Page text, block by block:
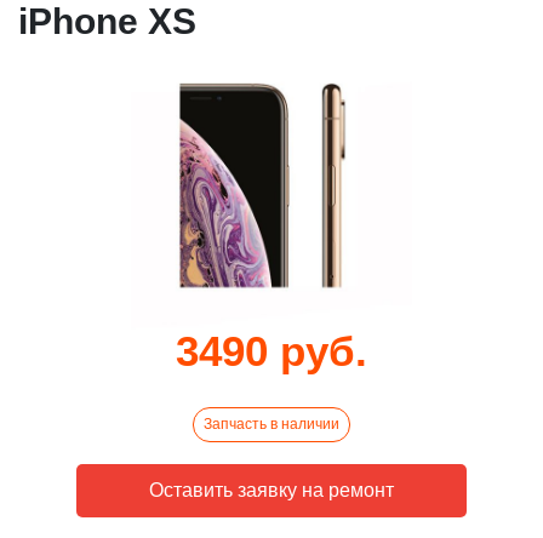
iPhone XS
3490 руб.
Запчасть в наличии